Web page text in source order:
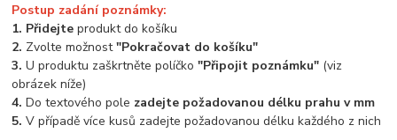
Postup zadání poznámky:
1. Přidejte produkt do košíku
2. Zvolte možnost"Pokračovat do košíku"
3.U produktu zaškrtněte políčko"Připojit poznámku" (viz
obrázek níže)
4.Do textového pole zadejte požadovanou délku prahu v mm
5.V případě více kusů zadejte požadovanou délku každého z nich